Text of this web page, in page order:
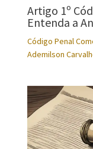
Artigo 1º
Entenda a
Código Penal
Ademilson